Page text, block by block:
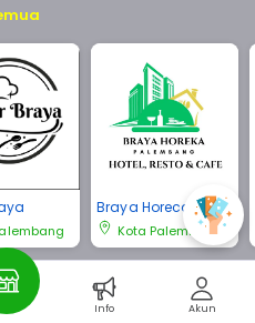
Braya Horeca Pale
mbang
Kota Palembang
Info Akun